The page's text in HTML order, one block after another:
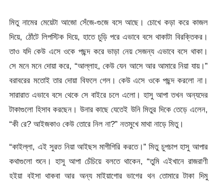
মিতু নামের মেয়েটা আজো সেঁজে-গুজে বসে আছে। চোখে কড়া করে কাজল
দিয়ে, ঠোঁটে লিপস্টিক দিয়ে, হাতে চুড়ি পরে এভাবে বসে থাকাটা বিরক্তিকর।
তাও যদি কেউ এসে ওকে পছন্দ করে ভাড়া নেয় সেজন্য এভাবে বসে থাকা।
সে মনে মনে দোয়া করে, “আল্লাহ, কেউ যেন আসে আর আমারে নিয়া যায়।”
বরাবরের মতোই তার দোয়া বিফলে গেল। কেউ এসে ওকে পছন্দ করলো না।
সারারাত এভাবে বসে থেকে সে বাইরে চলে এলো। হাসু আপা তখন অন্যদের
টাকাগুলো হিসাব করছেন। উনার কাছে যেতেই উনি মিতুর দিকে তেড়ে এলেন,
“কী রে? আইজকাও কেউ তোরে নিল না?” নতমুখে মাথা নাড়ে মিতু।
“কাইল্লা, এই সুরত নিয়া আইছস মাগীগিরি করতে।” মিতু চুপচাপ হাসু আপার
কথাগুলো শুনে। হাসু আপা চেঁচিয়ে বলতে থাকেন, “তুমি এইখানে রাজরাণী
হইয়া বইসা থাকবা আর অন্য মাইয়াগোর ভাগের থন তোমারে টাকা দিমু